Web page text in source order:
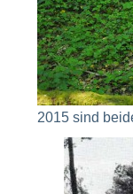
2015 sind